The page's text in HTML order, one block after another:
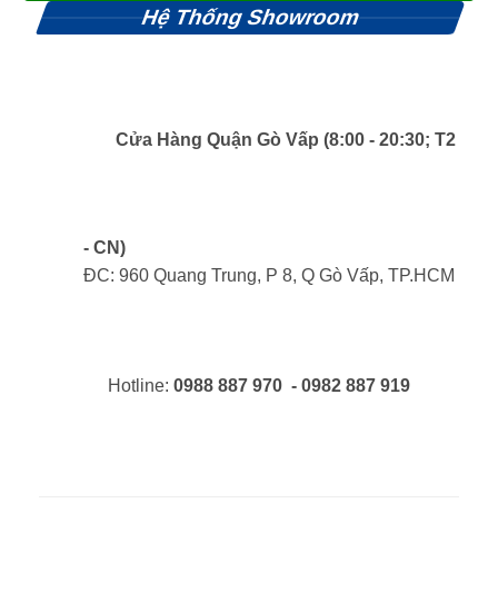
Hệ Thống Showroom
Cửa Hàng Quận Gò Vấp (8:00 - 20:30; T2
- CN)
ĐC: 960 Quang Trung, P 8, Q Gò Vấp, TP.HCM
Hotline: 0988 887 970 - 0982 887 919